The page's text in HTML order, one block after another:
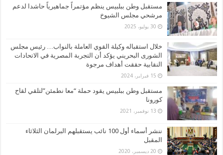
مستقبل وطن ببلبيس ينظم مؤتمراً جماهيرياً حاشدا لدعم
مرشحي مجلس الشيوخ
30 يوليو، 2025
خلال استقباله وكيلة القوي العاملة بالنواب… رئيس مجلس
الشورى البحريني يؤكد أن التجربة المصرية في الاتحادات
النقابية حققت أهداف مرجوة
15 فبراير، 2024
مستقبل وطن ببلبيس يقود حملة “معا نطمئن”لتلقي لقاح
كورونا
13 نوفمبر، 2021
ننشر أسماء أول 100 نائب يستقبلهم البرلمان الثلاثاء
المقبل
20 ديسمبر، 2020